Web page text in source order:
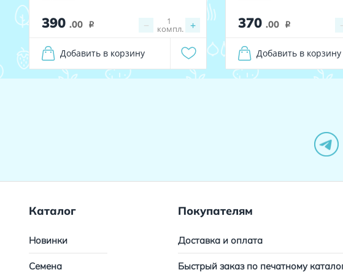
390 .00 i − +
1
компл.
Добавить в корзину
370 .00 i
Добавить в корзину
Каталог
Новинки
Семена
Покупателям
Доставка и оплата
Быстрый заказ по печатному